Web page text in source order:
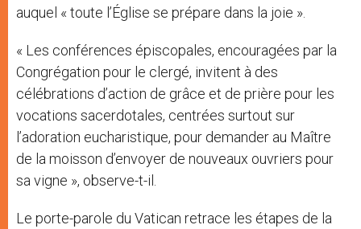
auquel « toute l’Église se prépare dans la joie ».
« Les conférences épiscopales, encouragées par la
Congrégation pour le clergé, invitent à des
célébrations d’action de grâce et de prière pour les
vocations sacerdotales, centrées surtout sur
l’adoration eucharistique, pour demander au Maître
de la moisson d’envoyer de nouveaux ouvriers pour
sa vigne », observe-t-il.
Le porte-parole du Vatican retrace les étapes de la